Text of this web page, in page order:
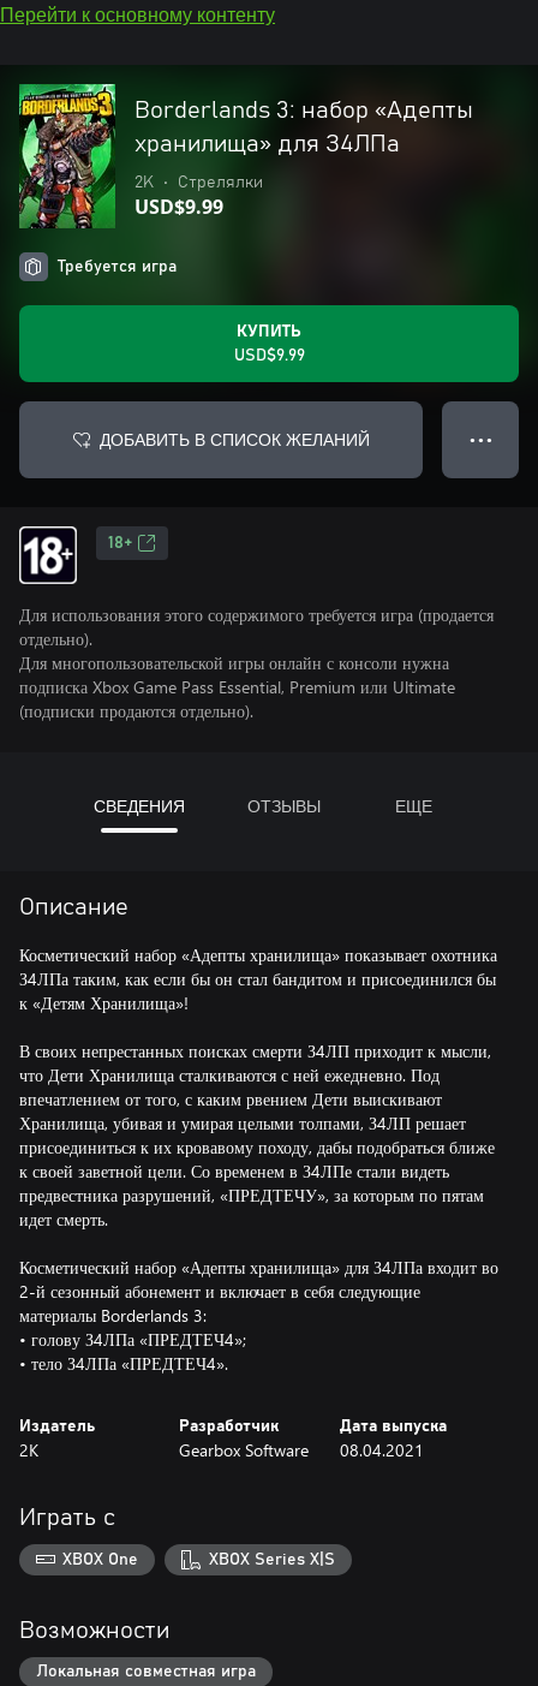
Перейти к основному контенту
Borderlands 3: набор «Адепты
хранилища» для З4ЛПа
2K • Стрелялки
USD$9.99
Требуется игра
КУПИТЬ
USD$9.99
ДОБАВИТЬ В СПИСОК ЖЕЛАНИЙ ● ● ●
18+
Для использования этого содержимого требуется игра (продается
отдельно).
Для многопользовательской игры онлайн с консоли нужна
подписка Xbox Game Pass Essential, Premium или Ultimate
(подписки продаются отдельно).
СВЕДЕНИЯ ОТЗЫВЫ ЕЩЕ
Описание
Косметический набор «Адепты хранилища» показывает охотника
З4ЛПа таким, как если бы он стал бандитом и присоединился бы
к «Детям Хранилища»!
В своих непрестанных поисках смерти З4ЛП приходит к мысли,
что Дети Хранилища сталкиваются с ней ежедневно. Под
впечатлением от того, с каким рвением Дети выискивают
Хранилища, убивая и умирая целыми толпами, З4ЛП решает
присоединиться к их кровавому походу, дабы подобраться ближе
к своей заветной цели. Со временем в З4ЛПе стали видеть
предвестника разрушений, «ПРЕДТЕЧУ», за которым по пятам
идет смерть.
Косметический набор «Адепты хранилища» для З4ЛПа входит во
2-й сезонный абонемент и включает в себя следующие
материалы Borderlands 3:
• голову З4ЛПа «ПРЕДТЕЧ4»;
• тело З4ЛПа «ПРЕДТЕЧ4».
Издатель
2K
Разработчик
Gearbox Software
Дата выпуска
08.04.2021
Играть с
XBOX One XBOX Series X|S
Возможности
Локальная совместная игра